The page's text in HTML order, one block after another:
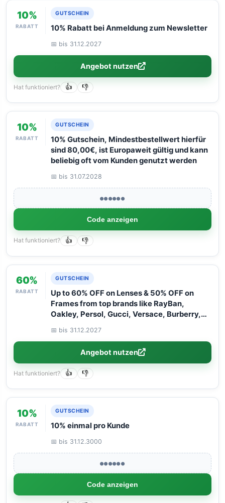
10%
RABATT
GUTSCHEIN
10% Rabatt bei Anmeldung zum Newsletter
📅 bis 31.12.2027
Angebot nutzen
Hat funktioniert? 👍 👎
10%
RABATT
GUTSCHEIN
10% Gutschein, Mindestbestellwert hierfür
sind 80,00€, ist Europaweit gültig und kann
beliebig oft vom Kunden genutzt werden
📅 bis 31.07.2028
●●●●●●
Code anzeigen
Hat funktioniert? 👍 👎
60%
RABATT
GUTSCHEIN
Up to 60% OFF on Lenses & 50% OFF on
Frames from top brands like RayBan,
Oakley, Persol, Gucci, Versace, Burberry,
miss out!
📅 bis 31.12.2027
Angebot nutzen
Hat funktioniert? 👍 👎
10%
RABATT
GUTSCHEIN
10% einmal pro Kunde
📅 bis 31.12.3000
●●●●●●
Code anzeigen